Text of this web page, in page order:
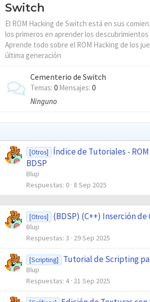
Switch
El ROM Hacking de Switch está en sus
los primeros en aprender los descubrimientos
Aprende todo sobre el ROM Hacking de los
última generación
Cementerio de Switch
Temas 0 Mensajes 0
Ninguno
[Otros]
Índice de Tutoriales -
BDSP
Blup
Respuestas 0 8 Sep 2025
[Otros] (BDSP) (C++) Inserción de
Blup
Respuestas 3 29 Sep 2025
[Scripting] Tutorial de Scripting
Blup
Respuestas 4 21 Sep 2025